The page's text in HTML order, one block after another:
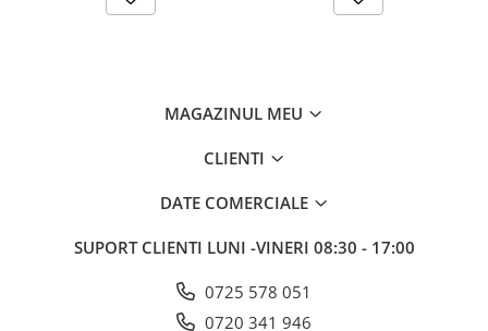
Site odorizante pisoar
Lavete profesionale
Mopuri Profesionale
MAGAZINUL MEU
CLIENTI
DATE COMERCIALE
SUPORT CLIENTI LUNI -VINERI 08:30 - 17:00
0725 578 051
0720 341 946